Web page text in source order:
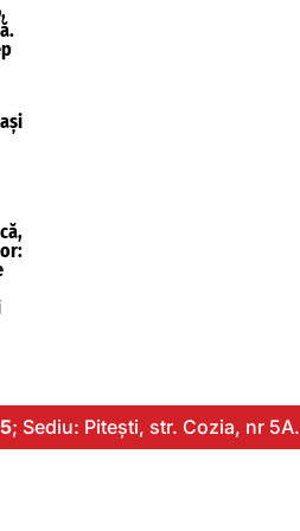
; Sediu: Pitești, str. Cozia, nr 5A.